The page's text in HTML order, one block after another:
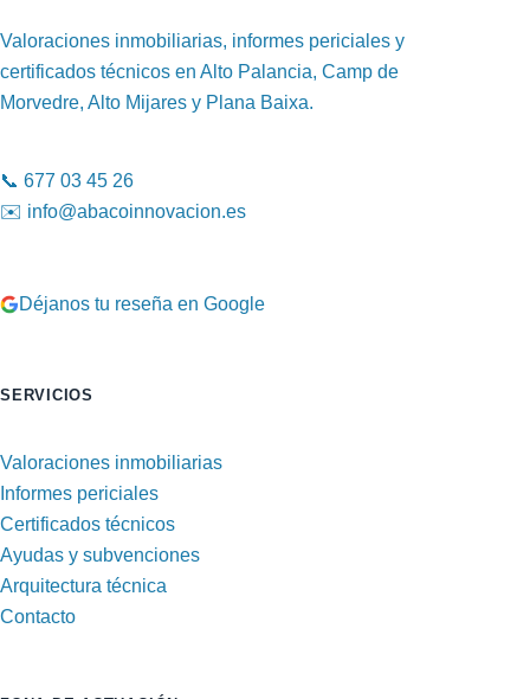
Valoraciones inmobiliarias, informes periciales y
certificados técnicos en Alto Palancia, Camp de
Morvedre, Alto Mijares y Plana Baixa.
📞 677 03 45 26
✉️ info@abacoinnovacion.es
Déjanos tu reseña en Google
SERVICIOS
Valoraciones inmobiliarias
Informes periciales
Certificados técnicos
Ayudas y subvenciones
Arquitectura técnica
Contacto